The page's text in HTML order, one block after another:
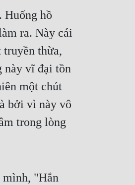
Huống hồ
ra. Này cái
thừa,
này vĩ đại tồn
một chút
bởi vì này vô
trong lòng
mình, "Hắn